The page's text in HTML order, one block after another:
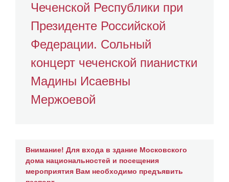
Чеченской Республики при
Президенте Российской
Федерации. Сольный
концерт чеченской пианистки
Мадины Исаевны
Мержоевой
Внимание! Для входа в здание Московского
дома национальностей и посещения
мероприятия Вам необходимо предъявить